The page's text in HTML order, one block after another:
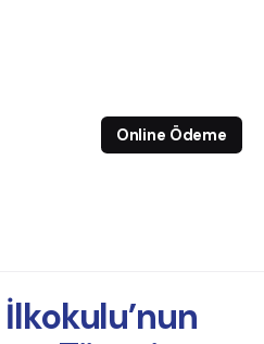
Online Ödeme